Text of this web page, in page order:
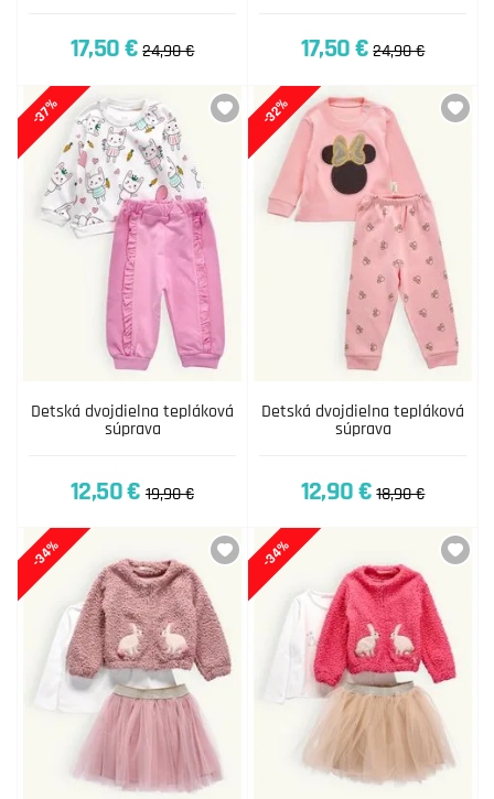
17,50 € 24,90 € 17,50 € 24,90 €
Detská dvojdielna tepláková
súprava
-37%
12,50 € 19,90 €
Detská dvojdielna tepláková
súprava
-32%
12,90 € 18,90 €
-34% -34%